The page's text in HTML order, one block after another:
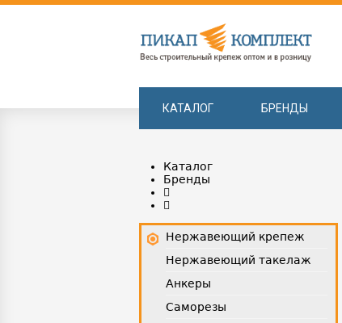
КАТАЛОГ БРЕНДЫ
Каталог
Бренды
Нержавеющий крепеж
Нержавеющий такелаж
Анкеры
Саморезы